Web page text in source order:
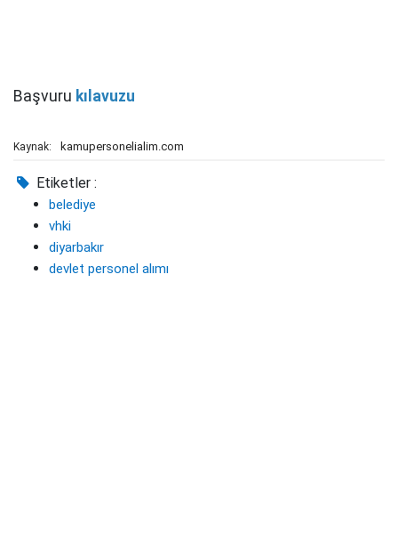
Başvuru kılavuzu
Kaynak: kamupersonelialim.com
Etiketler :
belediye
vhki
diyarbakır
devlet personel alımı